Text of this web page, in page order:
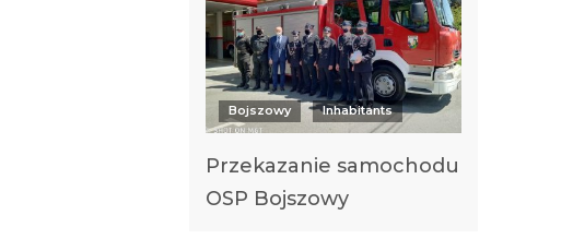
Bojszowy Inhabitants
Przekazanie samochodu
OSP Bojszowy